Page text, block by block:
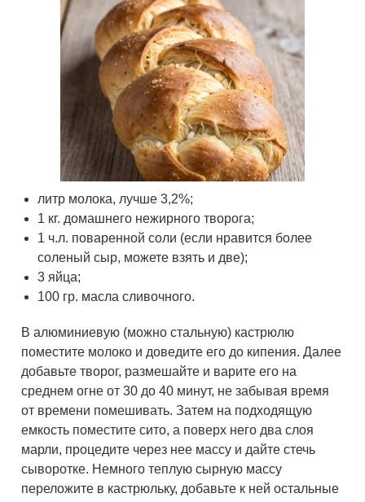
литр молока, лучше 3,2%;
1 кг. домашнего нежирного творога;
1 ч.л. поваренной соли (если нравится более
соленый сыр, можете взять и две);
3 яйца;
100 гр. масла сливочного.
В алюминиевую (можно стальную) кастрюлю
поместите молоко и доведите его до кипения. Далее
добавьте творог, размешайте и варите его на
среднем огне от 30 до 40 минут, не забывая время
от времени помешивать. Затем на подходящую
емкость поместите сито, а поверх него два слоя
марли, процедите через нее массу и дайте стечь
сыворотке. Немного теплую сырную массу
переложите в кастрюльку, добавьте к ней остальные